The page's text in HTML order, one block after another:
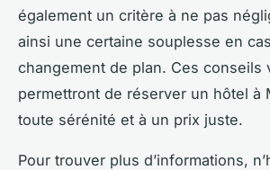
également un critère à ne pas
ainsi une certaine souplesse en
changement de plan. Ces conseils
permettront de réserver un hôtel à
toute sérénité et à un prix juste.
Pour trouver plus d’informations,